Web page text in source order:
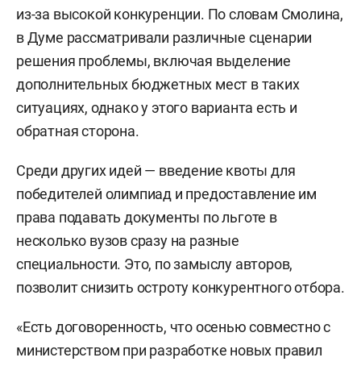
из-за высокой конкуренции. По словам Смолина,
в Думе рассматривали различные сценарии
решения проблемы, включая выделение
дополнительных бюджетных мест в таких
ситуациях, однако у этого варианта есть и
обратная сторона.
Среди других идей — введение квоты для
победителей олимпиад и предоставление им
права подавать документы по льготе в
несколько вузов сразу на разные
специальности. Это, по замыслу авторов,
позволит снизить остроту конкурентного отбора.
«Есть договоренность, что осенью совместно с
министерством при разработке новых правил